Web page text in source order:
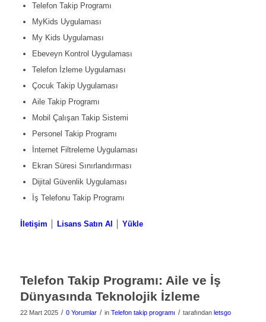
Telefon Takip Programı
MyKids Uygulaması
My Kids Uygulaması
Ebeveyn Kontrol Uygulaması
Telefon İzleme Uygulaması
Çocuk Takip Uygulaması
Aile Takip Programı
Mobil Çalışan Takip Sistemi
Personel Takip Programı
İnternet Filtreleme Uygulaması
Ekran Süresi Sınırlandırması
Dijital Güvenlik Uygulaması
İş Telefonu Takip Programı
İletişim Lisans Satın Al Yükle
Telefon Takip Programı: Aile ve İş
Dünyasında Teknolojik İzleme
22 Mart 2025 / 0 Yorumlar / in Telefon takip programı / tarafından letsgo